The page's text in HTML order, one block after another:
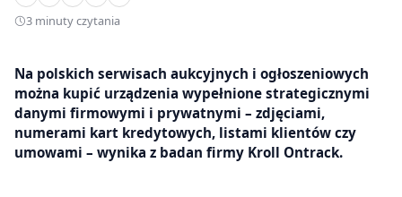
3 minuty czytania
Na polskich serwisach aukcyjnych i ogłoszeniowych
można kupić urządzenia wypełnione strategicznymi
danymi firmowymi i prywatnymi – zdjęciami,
numerami kart kredytowych, listami klientów czy
umowami – wynika z badan firmy Kroll Ontrack.